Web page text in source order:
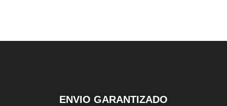
ENVIO GARANTIZADO